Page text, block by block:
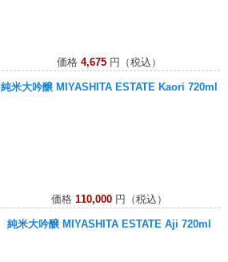
価格 4,675円（税込）
純米大吟醸 MIYASHITA ESTATE Kaori 720ml
価格 110,000円（税込）
純米大吟醸 MIYASHITA ESTATE Aji 720ml